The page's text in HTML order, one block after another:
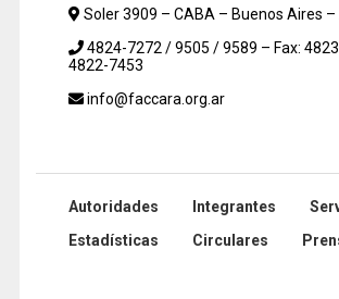
Soler 3909 – CABA – Buenos Aires
4824-7272 / 9505 / 9589 – Fax:
4822-7453
info@faccara.org.ar
Autoridades Integrantes
Estadísticas
Circulares